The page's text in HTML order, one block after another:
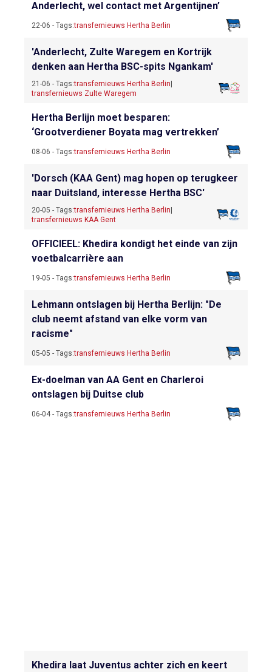
Anderlecht, wel contact met Argentijnen’
22-06 - Tags:transfernieuws Hertha Berlin
'Anderlecht, Zulte Waregem en Kortrijk
denken aan Hertha BSC-spits Ngankam'
21-06 - Tags:transfernieuws Hertha Berlin|
transfernieuws Zulte Waregem
Hertha Berlijn moet besparen:
‘Grootverdiener Boyata mag vertrekken’
08-06 - Tags:transfernieuws Hertha Berlin
'Dorsch (KAA Gent) mag hopen op terugkeer
naar Duitsland, interesse Hertha BSC'
20-05 - Tags:transfernieuws Hertha Berlin|
transfernieuws KAA Gent
OFFICIEEL: Khedira kondigt het einde van zijn
voetbalcarrière aan
19-05 - Tags:transfernieuws Hertha Berlin
Lehmann ontslagen bij Hertha Berlijn: "De
club neemt afstand van elke vorm van
racisme"
05-05 - Tags:transfernieuws Hertha Berlin
Ex-doelman van AA Gent en Charleroi
ontslagen bij Duitse club
06-04 - Tags:transfernieuws Hertha Berlin
Khedira laat Juventus achter zich en keert